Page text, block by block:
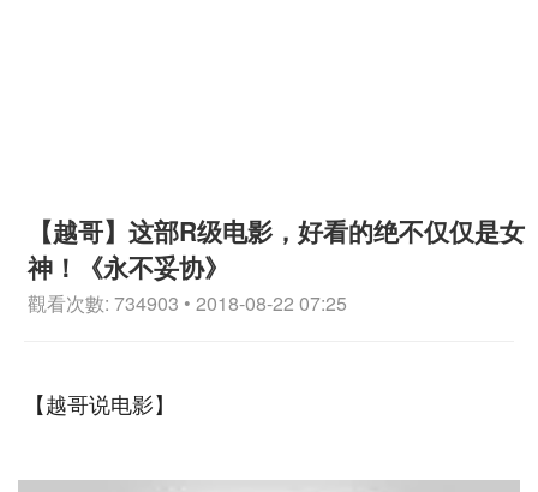
【越哥】这部R级电影，好看的绝不仅仅是女
神！《永不妥协》
觀看次數: 734903 • 2018-08-22 07:25
【越哥说电影】